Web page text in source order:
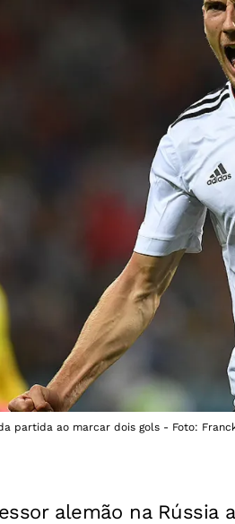
partida ao marcar dois gols - Foto:
alemão na Rússia